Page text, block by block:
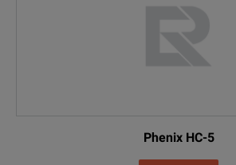
Phenix HC-5